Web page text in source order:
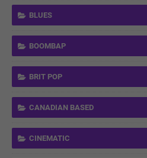
BLUES
BOOMBAP
BRIT POP
CANADIAN BASED
CINEMATIC